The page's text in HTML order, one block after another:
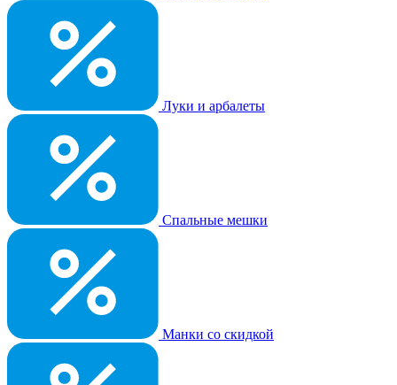
Луки и арбалеты
Спальные мешки
Манки со скидкой